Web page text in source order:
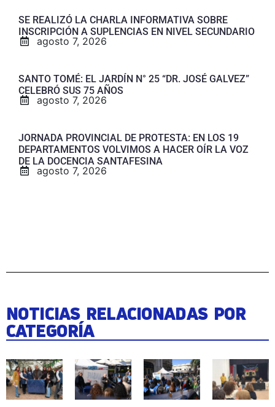
SE REALIZÓ LA CHARLA INFORMATIVA SOBRE
INSCRIPCIÓN A SUPLENCIAS EN NIVEL SECUNDARIO
agosto 7, 2026
SANTO TOMÉ: EL JARDÍN N° 25 “DR. JOSÉ GALVEZ”
CELEBRÓ SUS 75 AÑOS
agosto 7, 2026
JORNADA PROVINCIAL DE PROTESTA: EN LOS 19
DEPARTAMENTOS VOLVIMOS A HACER OÍR LA VOZ
DE LA DOCENCIA SANTAFESINA
agosto 7, 2026
NOTICIAS RELACIONADAS POR
CATEGORÍA